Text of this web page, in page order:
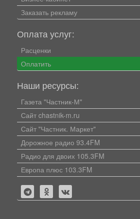
Заказать рекламу
Оплата услуг:
Расценки
Оплатить
Наши ресурсы:
Газета "Частник-М"
Сайт chastnik-m.ru
Сайт "Частник. Маркет"
Дорожное радио 93.4FM
Радио для двоих 105.3FM
Европа плюс 103.3FM